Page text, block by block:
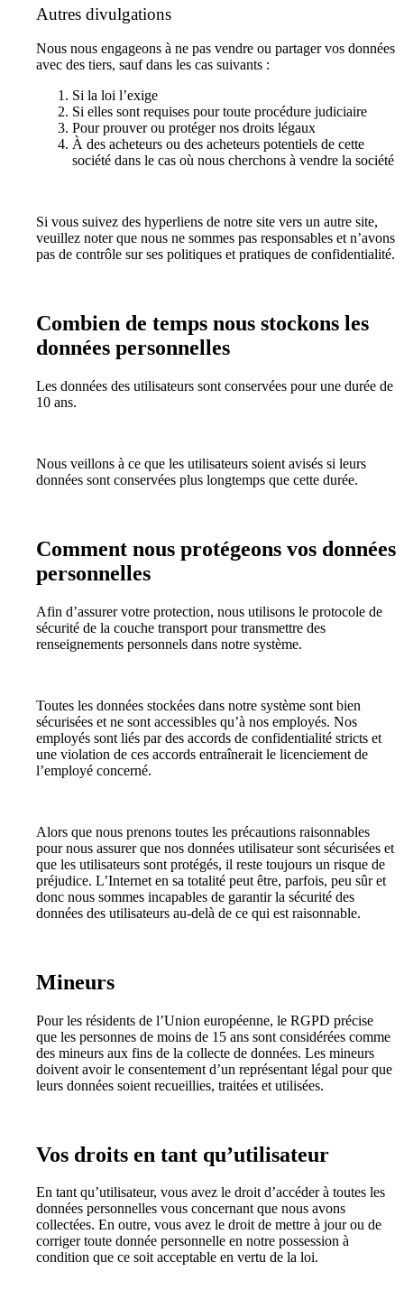
Autres divulgations
Nous nous engageons à ne pas vendre ou partager vos données
avec des tiers, sauf dans les cas suivants :
Si la loi l’exige
Si elles sont requises pour toute procédure judiciaire
Pour prouver ou protéger nos droits légaux
À des acheteurs ou des acheteurs potentiels de cette
société dans le cas où nous cherchons à vendre la société
Si vous suivez des hyperliens de notre site vers un autre site,
veuillez noter que nous ne sommes pas responsables et n’avons
pas de contrôle sur ses politiques et pratiques de confidentialité.
Combien de temps nous stockons les
données personnelles
Les données des utilisateurs sont conservées pour une durée de
10 ans.
Nous veillons à ce que les utilisateurs soient avisés si leurs
données sont conservées plus longtemps que cette durée.
Comment nous protégeons vos données
personnelles
Afin d’assurer votre protection, nous utilisons le protocole de
sécurité de la couche transport pour transmettre des
renseignements personnels dans notre système.
Toutes les données stockées dans notre système sont bien
sécurisées et ne sont accessibles qu’à nos employés. Nos
employés sont liés par des accords de confidentialité stricts et
une violation de ces accords entraînerait le licenciement de
l’employé concerné.
Alors que nous prenons toutes les précautions raisonnables
pour nous assurer que nos données utilisateur sont sécurisées et
que les utilisateurs sont protégés, il reste toujours un risque de
préjudice. L’Internet en sa totalité peut être, parfois, peu sûr et
donc nous sommes incapables de garantir la sécurité des
données des utilisateurs au-delà de ce qui est raisonnable.
Mineurs
Pour les résidents de l’Union européenne, le RGPD précise
que les personnes de moins de 15 ans sont considérées comme
des mineurs aux fins de la collecte de données. Les mineurs
doivent avoir le consentement d’un représentant légal pour que
leurs données soient recueillies, traitées et utilisées.
Vos droits en tant qu’utilisateur
En tant qu’utilisateur, vous avez le droit d’accéder à toutes les
données personnelles vous concernant que nous avons
collectées. En outre, vous avez le droit de mettre à jour ou de
corriger toute donnée personnelle en notre possession à
condition que ce soit acceptable en vertu de la loi.